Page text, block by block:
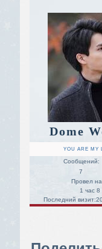
Dome
YOU ARE MY
Сообщений:
7
Провел
1 час 8
Последний визит: